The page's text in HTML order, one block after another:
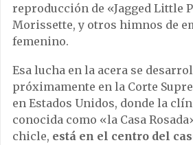
reproducción de «Jagged Little
Morissette, y otros himnos de
femenino.
Esa lucha en la acera se
próximamente en la Corte
en Estados Unidos, donde la
conocida como «la Casa
chicle, está en el centro del